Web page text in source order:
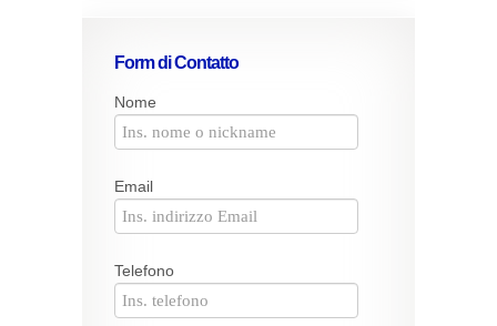
Form di Contatto
Nome
Email
Telefono